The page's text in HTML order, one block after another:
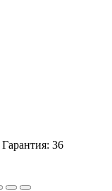
Гарантия: 36